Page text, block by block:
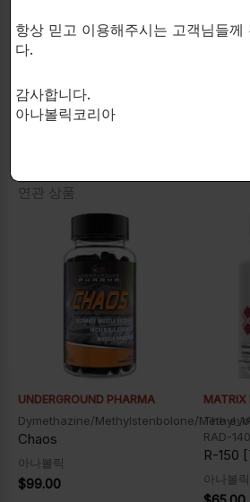
본 문구는 식품의약품안전
연관 상품
UNDERGROUND PHARMA
Dymethazine/Methylstenbolone/
Chaos
아나볼릭
$99.00
MATRIX
The
RAD-
R-150
아나볼릭
항상 믿고 이용해주시는 고객님들께
다.
감사합니다.
아나볼릭코리아